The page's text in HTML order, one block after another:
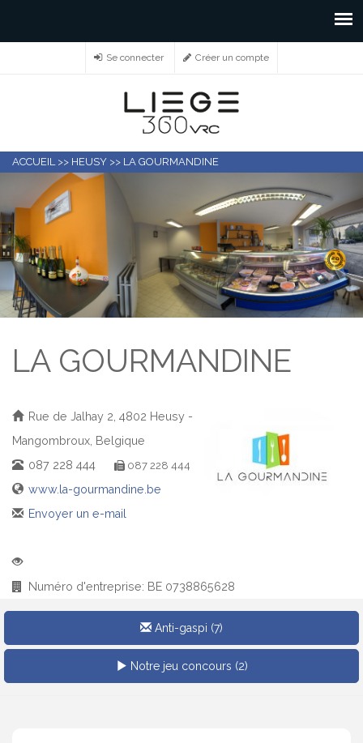
Se connecter Créer un compte
ACCUEIL>> HEUSY >> LA GOURMANDINE
LA GOURMANDINE
Rue de Jalhay 2, 4802 Heusy -
Mangombroux, Belgique
087 228 444
087 228 444
www.la-gourmandine.be
Envoyer un e-mail
Numéro d'entreprise: BE 0738865628
Anti-gaspi (7)
Notre jeu concours (2)